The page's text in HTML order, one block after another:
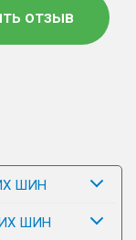
отзыв
ШИН
ШИН